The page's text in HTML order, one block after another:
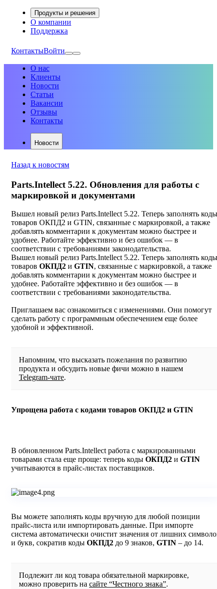
Продукты и решения
О компании
Поддержка
КонтактыВойти
О нас
Клиенты
Новости
Статьи
Вакансии
Отзывы
Контакты
Новости
Назад к новостям
Parts.Intellect 5.22. Обновления для работы с
маркировкой и документами
Вышел новый релиз Parts.Intellect 5.22. Теперь заполнять коды
товаров ОКПД2 и GTIN, связанные с маркировкой, а также
добавлять комментарии к документам можно быстрее и
удобнее. Работайте эффективно и без ошибок — в
соответствии с требованиями законодательства.
Вышел новый релиз Parts.Intellect 5.22. Теперь заполнять коды
товаров ОКПД2 и GTIN, связанные с маркировкой, а также
добавлять комментарии к документам можно быстрее и
удобнее. Работайте эффективно и без ошибок — в
соответствии с требованиями законодательства.
Приглашаем вас ознакомиться с изменениями. Они помогут
сделать работу с программным обеспечением еще более
удобной и эффективной.
Напомним, что высказать пожелания по развитию
продукта и обсудить новые фичи можно в нашем
Telegram-чате.
Упрощена работа с кодами товаров ОКПД2 и GTIN
В обновленном Parts.Intellect работа с маркированными
товарами стала еще проще: теперь коды ОКПД2 и GTIN
учитываются в прайс-листах поставщиков.
Вы можете заполнять коды вручную для любой позиции
прайс-листа или импортировать данные. При импорте
система автоматически очистит значения от лишних
и букв, сократив коды ОКПД2 до 9 знаков, GTIN – до 14.
Подлежит ли код товара обязательной маркировке,
можно проверить на сайте “Честного знака”.